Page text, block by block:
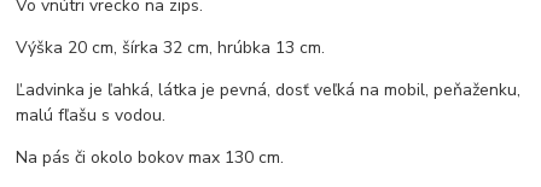
Vo vnútri vrecko na zips.
Výška 20 cm, šírka 32 cm, hrúbka 13 cm.
Ľadvinka je ľahká, látka je pevná, dosť veľká na mobil, peňaženku,
malú fľašu s vodou.
Na pás či okolo bokov max 130 cm.